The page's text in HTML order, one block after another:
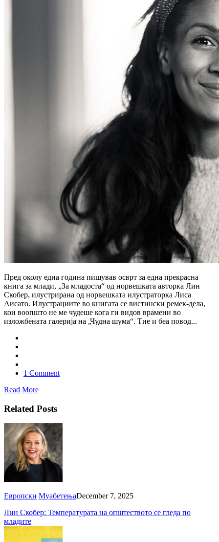
Пред околу една година пишував осврт за една прекрасна
книга за млади, „За младоста“ од норвешката авторка Лин
Скобер, илустрирана од норвешката илустраторка Лиса
Аисато. Илустрациите во книгата се вистински ремек-дела,
кои воопшто не ме чудеше кога ги видов врамени во
изложбената галерија на „Чудна шума“. Тие и беа повод...
1 Comment
Read More
Related Posts
Европски МуабетењаDecember 7, 2025
Лин Скобер: Температурата на општеството се гледа по
младите